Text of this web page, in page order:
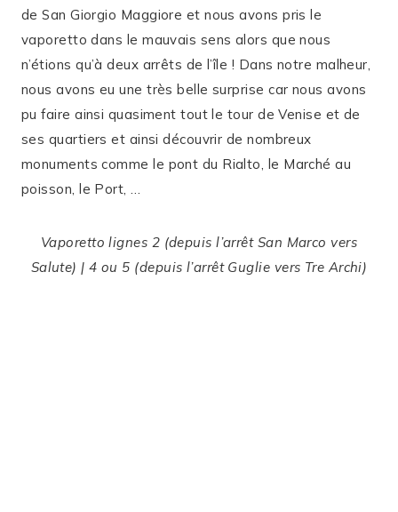
de San Giorgio Maggiore et nous avons pris le
vaporetto dans le mauvais sens alors que nous
n’étions qu’à deux arrêts de l’île ! Dans notre malheur,
nous avons eu une très belle surprise car nous avons
pu faire ainsi quasiment tout le tour de Venise et de
ses quartiers et ainsi découvrir de nombreux
monuments comme le pont du Rialto, le Marché au
poisson, le Port, …
Vaporetto lignes 2 (depuis l’arrêt San Marco vers
Salute) | 4 ou 5 (depuis l’arrêt Guglie vers Tre Archi)